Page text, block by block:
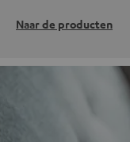
Naar de producten